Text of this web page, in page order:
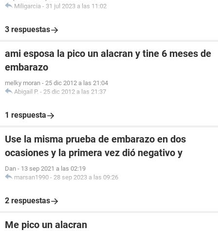
Miligarcia - 31 jul 2023 a las 11:02
3 respuestas
ami esposa la pico un alacran y tine 6 meses de
embarazo
melky moran - 25 dic 2012 a las 21:04
Abigail P. - 25 dic 2012 a las 21:37
1 respuesta
Use la misma prueba de embarazo en dos
ocasiones y la primera vez dió negativo y
Dan - 13 sep 2021 a las 02:19
marsan1990 - 28 sep 2023 a las 09:26
2 respuestas
Me pico un alacran